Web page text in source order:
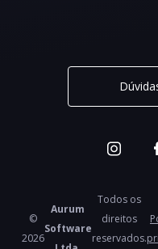
©
2026
Aurum
Software
Todos os
direitos
reservados.